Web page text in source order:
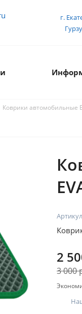
г.
Коврики автомобильные
2
3 000